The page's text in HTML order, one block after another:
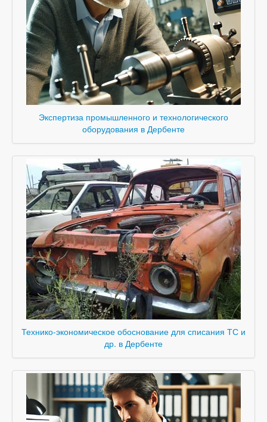
Экспертиза промышленного и технологического
оборудования в Дербенте
Технико-экономическое обоснование для списания ТС и
др. в Дербенте